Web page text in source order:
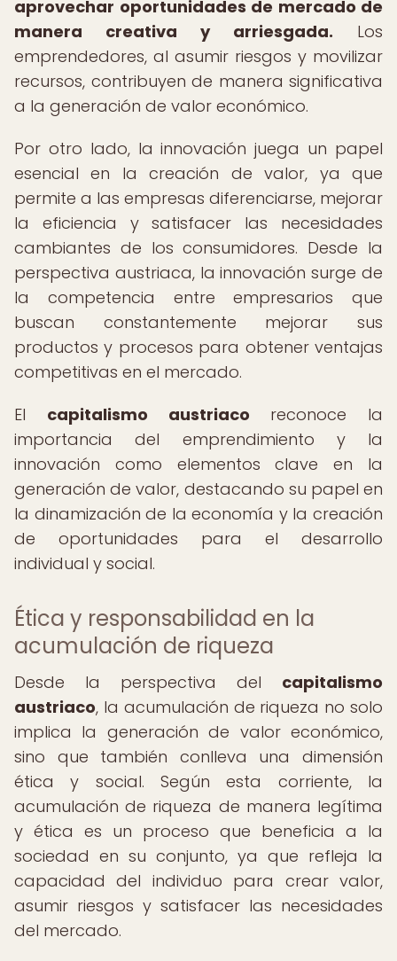
aprovechar oportunidades de mercado de
manera creativa y arriesgada. Los
emprendedores, al asumir riesgos y movilizar
recursos, contribuyen de manera significativa
a la generación de valor económico.
Por otro lado, la innovación juega un papel
esencial en la creación de valor, ya que
permite a las empresas diferenciarse, mejorar
la eficiencia y satisfacer las necesidades
cambiantes de los consumidores. Desde la
perspectiva austriaca, la innovación surge de
la competencia entre empresarios que
buscan constantemente mejorar sus
productos y procesos para obtener ventajas
competitivas en el mercado.
El capitalismo austriaco reconoce la
importancia del emprendimiento y la
innovación como elementos clave en la
generación de valor, destacando su papel en
la dinamización de la economía y la creación
de oportunidades para el desarrollo
individual y social.
Ética y responsabilidad en la
acumulación de riqueza
Desde la perspectiva del capitalismo
austriaco, la acumulación de riqueza no solo
implica la generación de valor económico,
sino que también conlleva una dimensión
ética y social. Según esta corriente, la
acumulación de riqueza de manera legítima
y ética es un proceso que beneficia a la
sociedad en su conjunto, ya que refleja la
capacidad del individuo para crear valor,
asumir riesgos y satisfacer las necesidades
del mercado.